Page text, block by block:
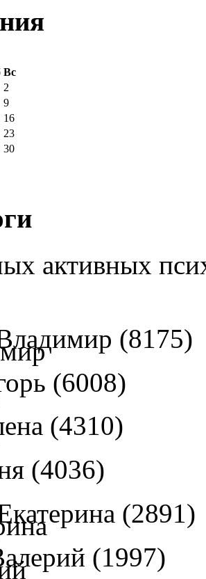
Вс
2
9
16
23
30
активных
(8175)
(6008)
(4310)
(4036)
(2891)
(1997)